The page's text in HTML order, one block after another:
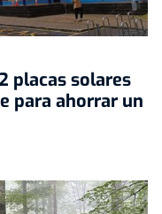
placas solares
para ahorrar un